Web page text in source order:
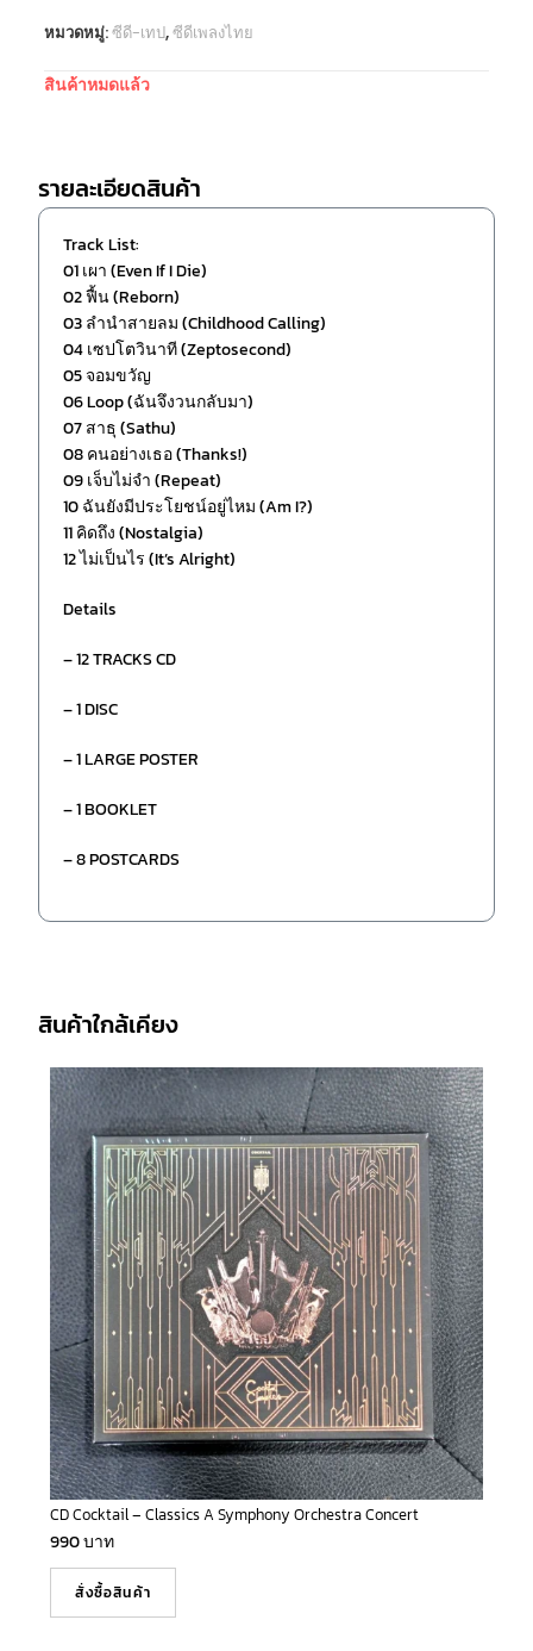
หมวดหมู่:ซีดี-เทป,ซีดีเพลงไทย
สินค้าหมดแล้ว
รายละเอียดสินค้า
Track List:
01 เผา (Even If I Die)
02 ฟื้น (Reborn)
03 ลำนำสายลม (Childhood Calling)
04 เซปโตวินาที (Zeptosecond)
05 จอมขวัญ
06 Loop (ฉันจึงวนกลับมา)
07 สาธุ (Sathu)
08 คนอย่างเธอ (Thanks!)
09 เจ็บไม่จำ (Repeat)
10 ฉันยังมีประโยชน์อยู่ไหม (Am I?)
11 คิดถึง (Nostalgia)
12 ไม่เป็นไร (It’s Alright)
Details
– 12 TRACKS CD
– 1 DISC
– 1 LARGE POSTER
– 1 BOOKLET
– 8 POSTCARDS
สินค้าใกล้เคียง
CD Cocktail – Classics A Symphony Orchestra Concert
990บาท
สั่งซื้อสินค้า